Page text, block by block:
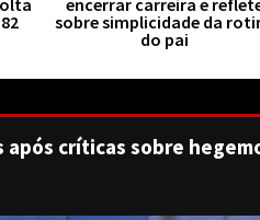
encerrar carreira e
sobre simplicidade da
do pai
críticas sobre